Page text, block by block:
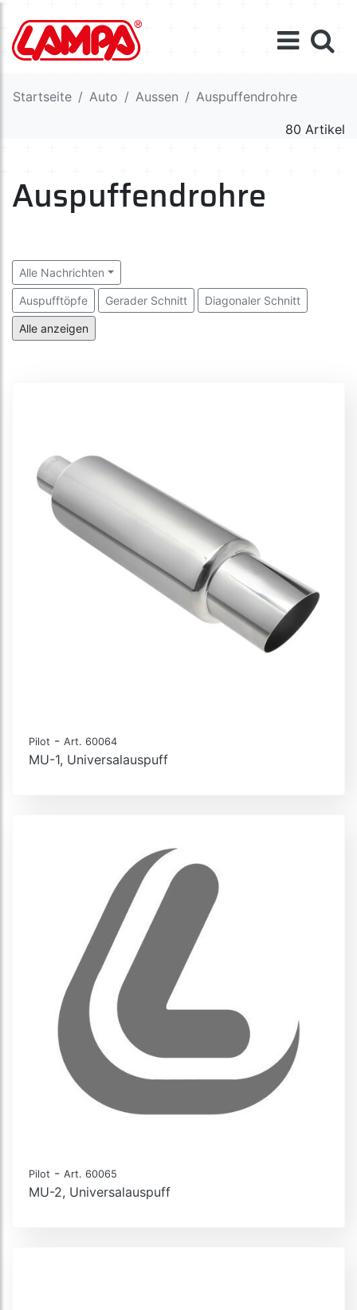
Startseite Auto Aussen Auspuffendrohre
80 Artikel
Auspuffendrohre
Alle Nachrichten
Auspufftöpfe Gerader Schnitt Diagonaler Schnitt
Kurven Bogen
Alle anzeigen
Pilot - Art. 60064
MU-1, Universalauspuff
Pilot - Art. 60065
MU-2, Universalauspuff